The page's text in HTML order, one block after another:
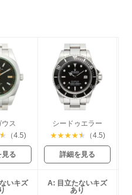
ウス
★ （4.5)
見る
シードゥエラー
★★★★★ （4.5)
詳細を見る
いキズ
A: 目立たないキズ
あり